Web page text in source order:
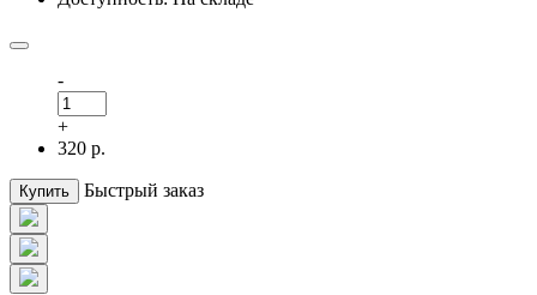
-
+
320 р.
Купить Быстрый заказ